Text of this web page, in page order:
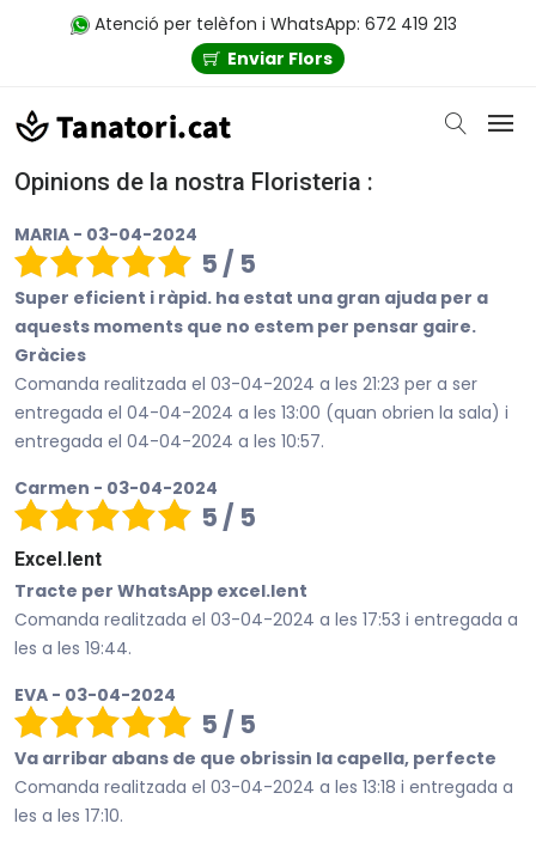
Atenció per telèfon i WhatsApp: 672 419 213
Enviar Flors
Opinions de la nostra Floristeria :
MARIA - 03-04-2024
5 / 5
Super eficient i ràpid. ha estat una gran ajuda per a
aquests moments que no estem per pensar gaire.
Gràcies
Comanda realitzada el 03-04-2024 a les 21:23 per a ser
entregada el 04-04-2024 a les 13:00 (quan obrien la sala) i
entregada el 04-04-2024 a les 10:57.
Carmen - 03-04-2024
5 / 5
Excel.lent
Tracte per WhatsApp excel.lent
Comanda realitzada el 03-04-2024 a les 17:53 i entregada a
les a les 19:44.
EVA - 03-04-2024
5 / 5
Va arribar abans de que obrissin la capella, perfecte
Comanda realitzada el 03-04-2024 a les 13:18 i entregada a
les a les 17:10.